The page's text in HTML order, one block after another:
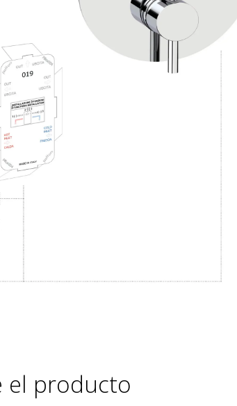
el producto